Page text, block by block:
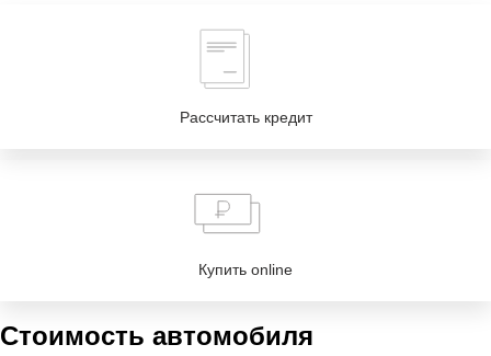
Рассчитать кредит
Купить online
Стоимость автомобиля